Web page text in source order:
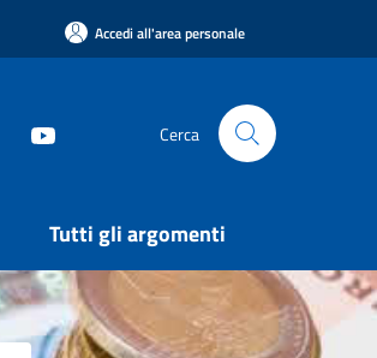
Accedi all'area personale
Cerca
Tutti gli argomenti